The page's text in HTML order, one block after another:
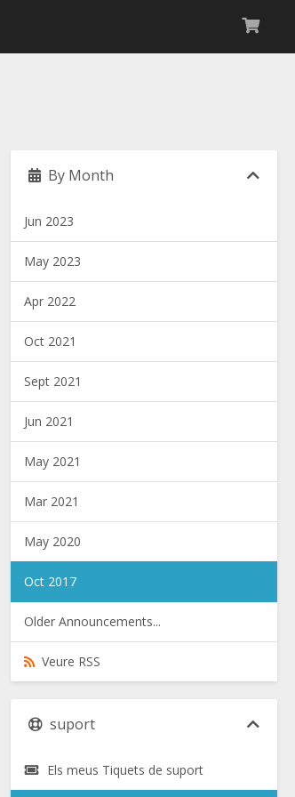
By Month
Jun 2023
May 2023
Apr 2022
Oct 2021
Sept 2021
Jun 2021
May 2021
Mar 2021
May 2020
Oct 2017
Older Announcements...
Veure RSS
suport
Els meus Tiquets de suport